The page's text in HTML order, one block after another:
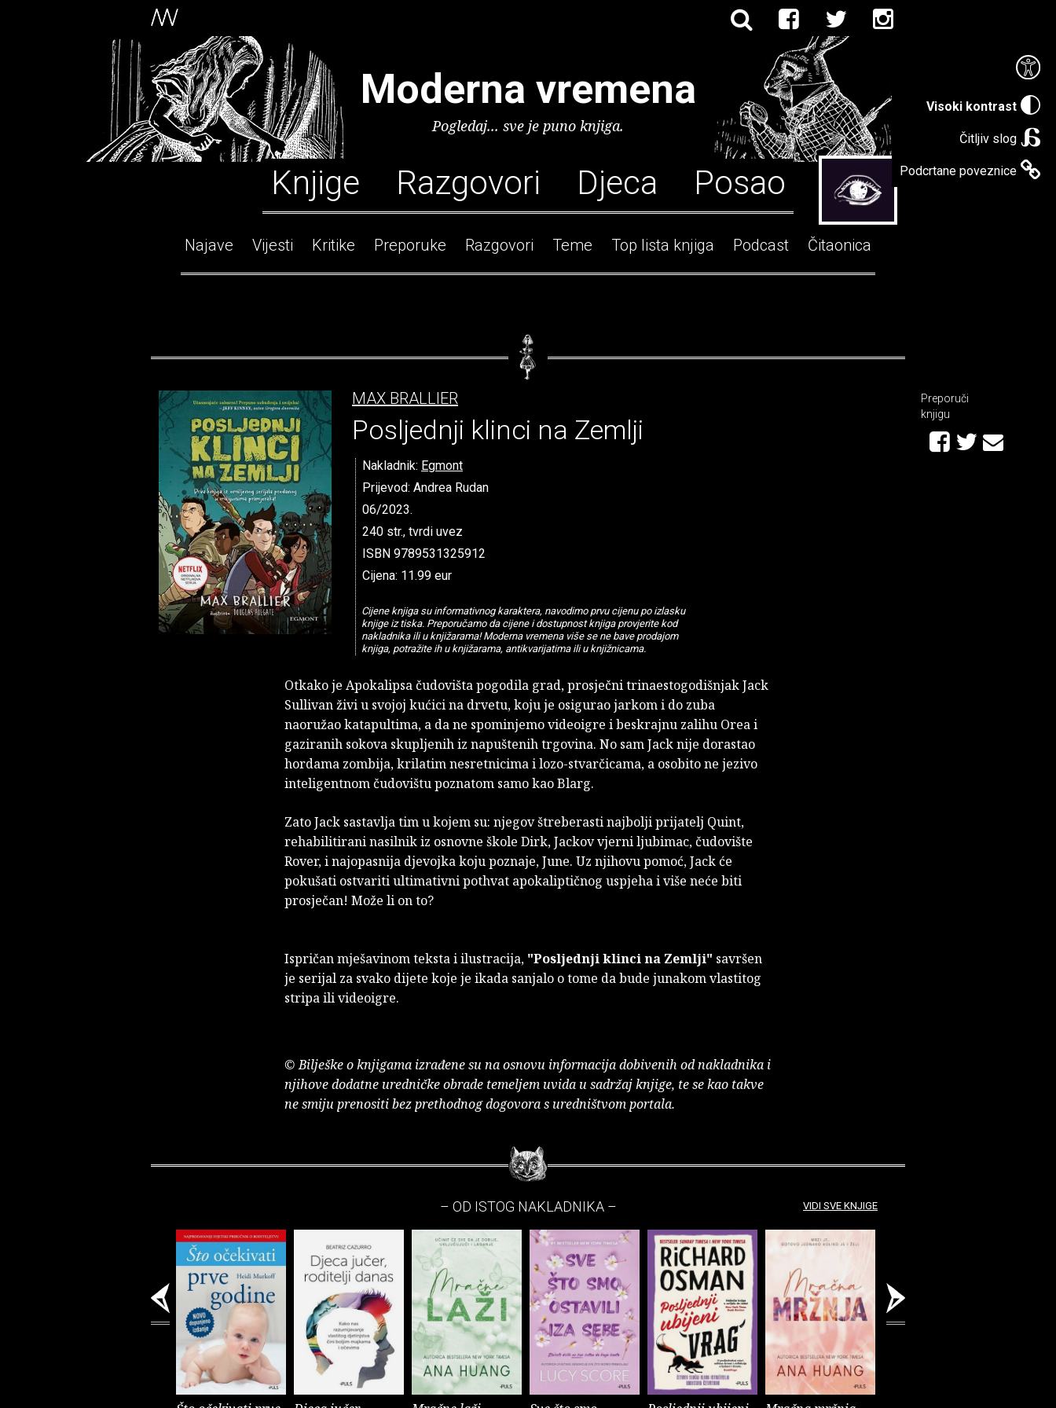
Visoki kontrast
Čitljiv slog
Podcrtane poveznice
Moderna vremena
Pogledaj... sve je puno knjiga.
Knjige Razgovori Djeca Posao
Najave Vijesti Kritike Preporuke Razgovori Teme Top lista knjiga Podcast Čitaonica
MAX BRALLIER
Posljednji klinci na Zemlji
Nakladnik: Egmont
Prijevod: Andrea Rudan
06/2023.
240 str., tvrdi uvez
ISBN 9789531325912
Cijena: 11.99 eur
Cijene knjiga su informativnog karaktera, navodimo prvu cijenu po izlasku
knjige iz tiska. Preporučamo da cijene i dostupnost knjiga provjerite kod
nakladnika ili u knjižarama! Moderna vremena više se ne bave prodajom
knjiga, potražite ih u knjižarama, antikvarijatima ili u knjižnicama.
Otkako je Apokalipsa čudovišta pogodila grad, prosječni trinaestogodišnjak Jack
Sullivan živi u svojoj kućici na drvetu, koju je osigurao jarkom i do zuba
naoružao katapultima, a da ne spominjemo videoigre i beskrajnu zalihu Orea i
gaziranih sokova skupljenih iz napuštenih trgovina. No sam Jack nije dorastao
hordama zombija, krilatim nesretnicima i lozo-stvarčicama, a osobito ne jezivo
inteligentnom čudovištu poznatom samo kao Blarg.
Zato Jack sastavlja tim u kojem su: njegov štreberasti najbolji prijatelj Quint,
rehabilitirani nasilnik iz osnovne škole Dirk, Jackov vjerni ljubimac, čudovište
Rover, i najopasnija djevojka koju poznaje, June. Uz njihovu pomoć, Jack će
pokušati ostvariti ultimativni pothvat apokaliptičnog uspjeha i više neće biti
prosječan! Može li on to?
Ispričan mješavinom teksta i ilustracija, "Posljednji klinci na Zemlji" savršen
je serijal za svako dijete koje je ikada sanjalo o tome da bude junakom vlastitog
stripa ili videoigre.
© Bilješke o knjigama izrađene su na osnovu informacija dobivenih od nakladnika i
njihove dodatne uredničke obrade temeljem uvida u sadržaj knjige, te se kao takve
ne smiju prenositi bez prethodnog dogovora s uredništvom portala.
Preporuči
knjigu
– OD ISTOG NAKLADNIKA – VIDI SVE KNJIGE